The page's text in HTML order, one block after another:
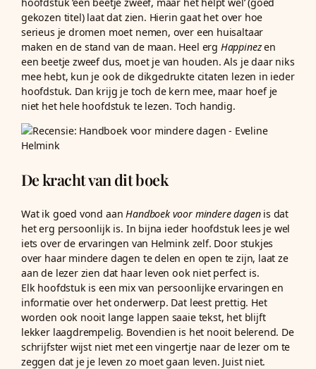
gekozen titel) laat dat zien. Hierin gaat het over hoe
serieus je dromen moet nemen, over een huisaltaar
maken en de stand van de maan. Heel erg Happinezen
een beetje zweef dus, moet je van houden. Als je daar niks
mee hebt, kun je ook de dikgedrukte citaten lezen in ieder
hoofdstuk. Dan krijg je toch de kern mee, maar hoef je
niet het hele hoofdstuk te lezen. Toch handig.
De kracht van dit boek
Wat ik goed vond aan Handboek voor mindere dagenis dat
het erg persoonlijk is. In bijna ieder hoofdstuk lees je wel
iets over de ervaringen van Helmink zelf. Door stukjes
over haar mindere dagen te delen en open te zijn, laat ze
aan de lezer zien dat haar leven ook niet perfect is.
Elk hoofdstuk is een mix van persoonlijke ervaringen en
informatie over het onderwerp. Dat leest prettig. Het
worden ook nooit lange lappen saaie tekst, het blijft
lekker laagdrempelig. Bovendien is het nooit belerend. De
schrijfster wijst niet met een vingertje naar de lezer om te
zeggen dat je je leven zo moet gaan leven. Juist niet.